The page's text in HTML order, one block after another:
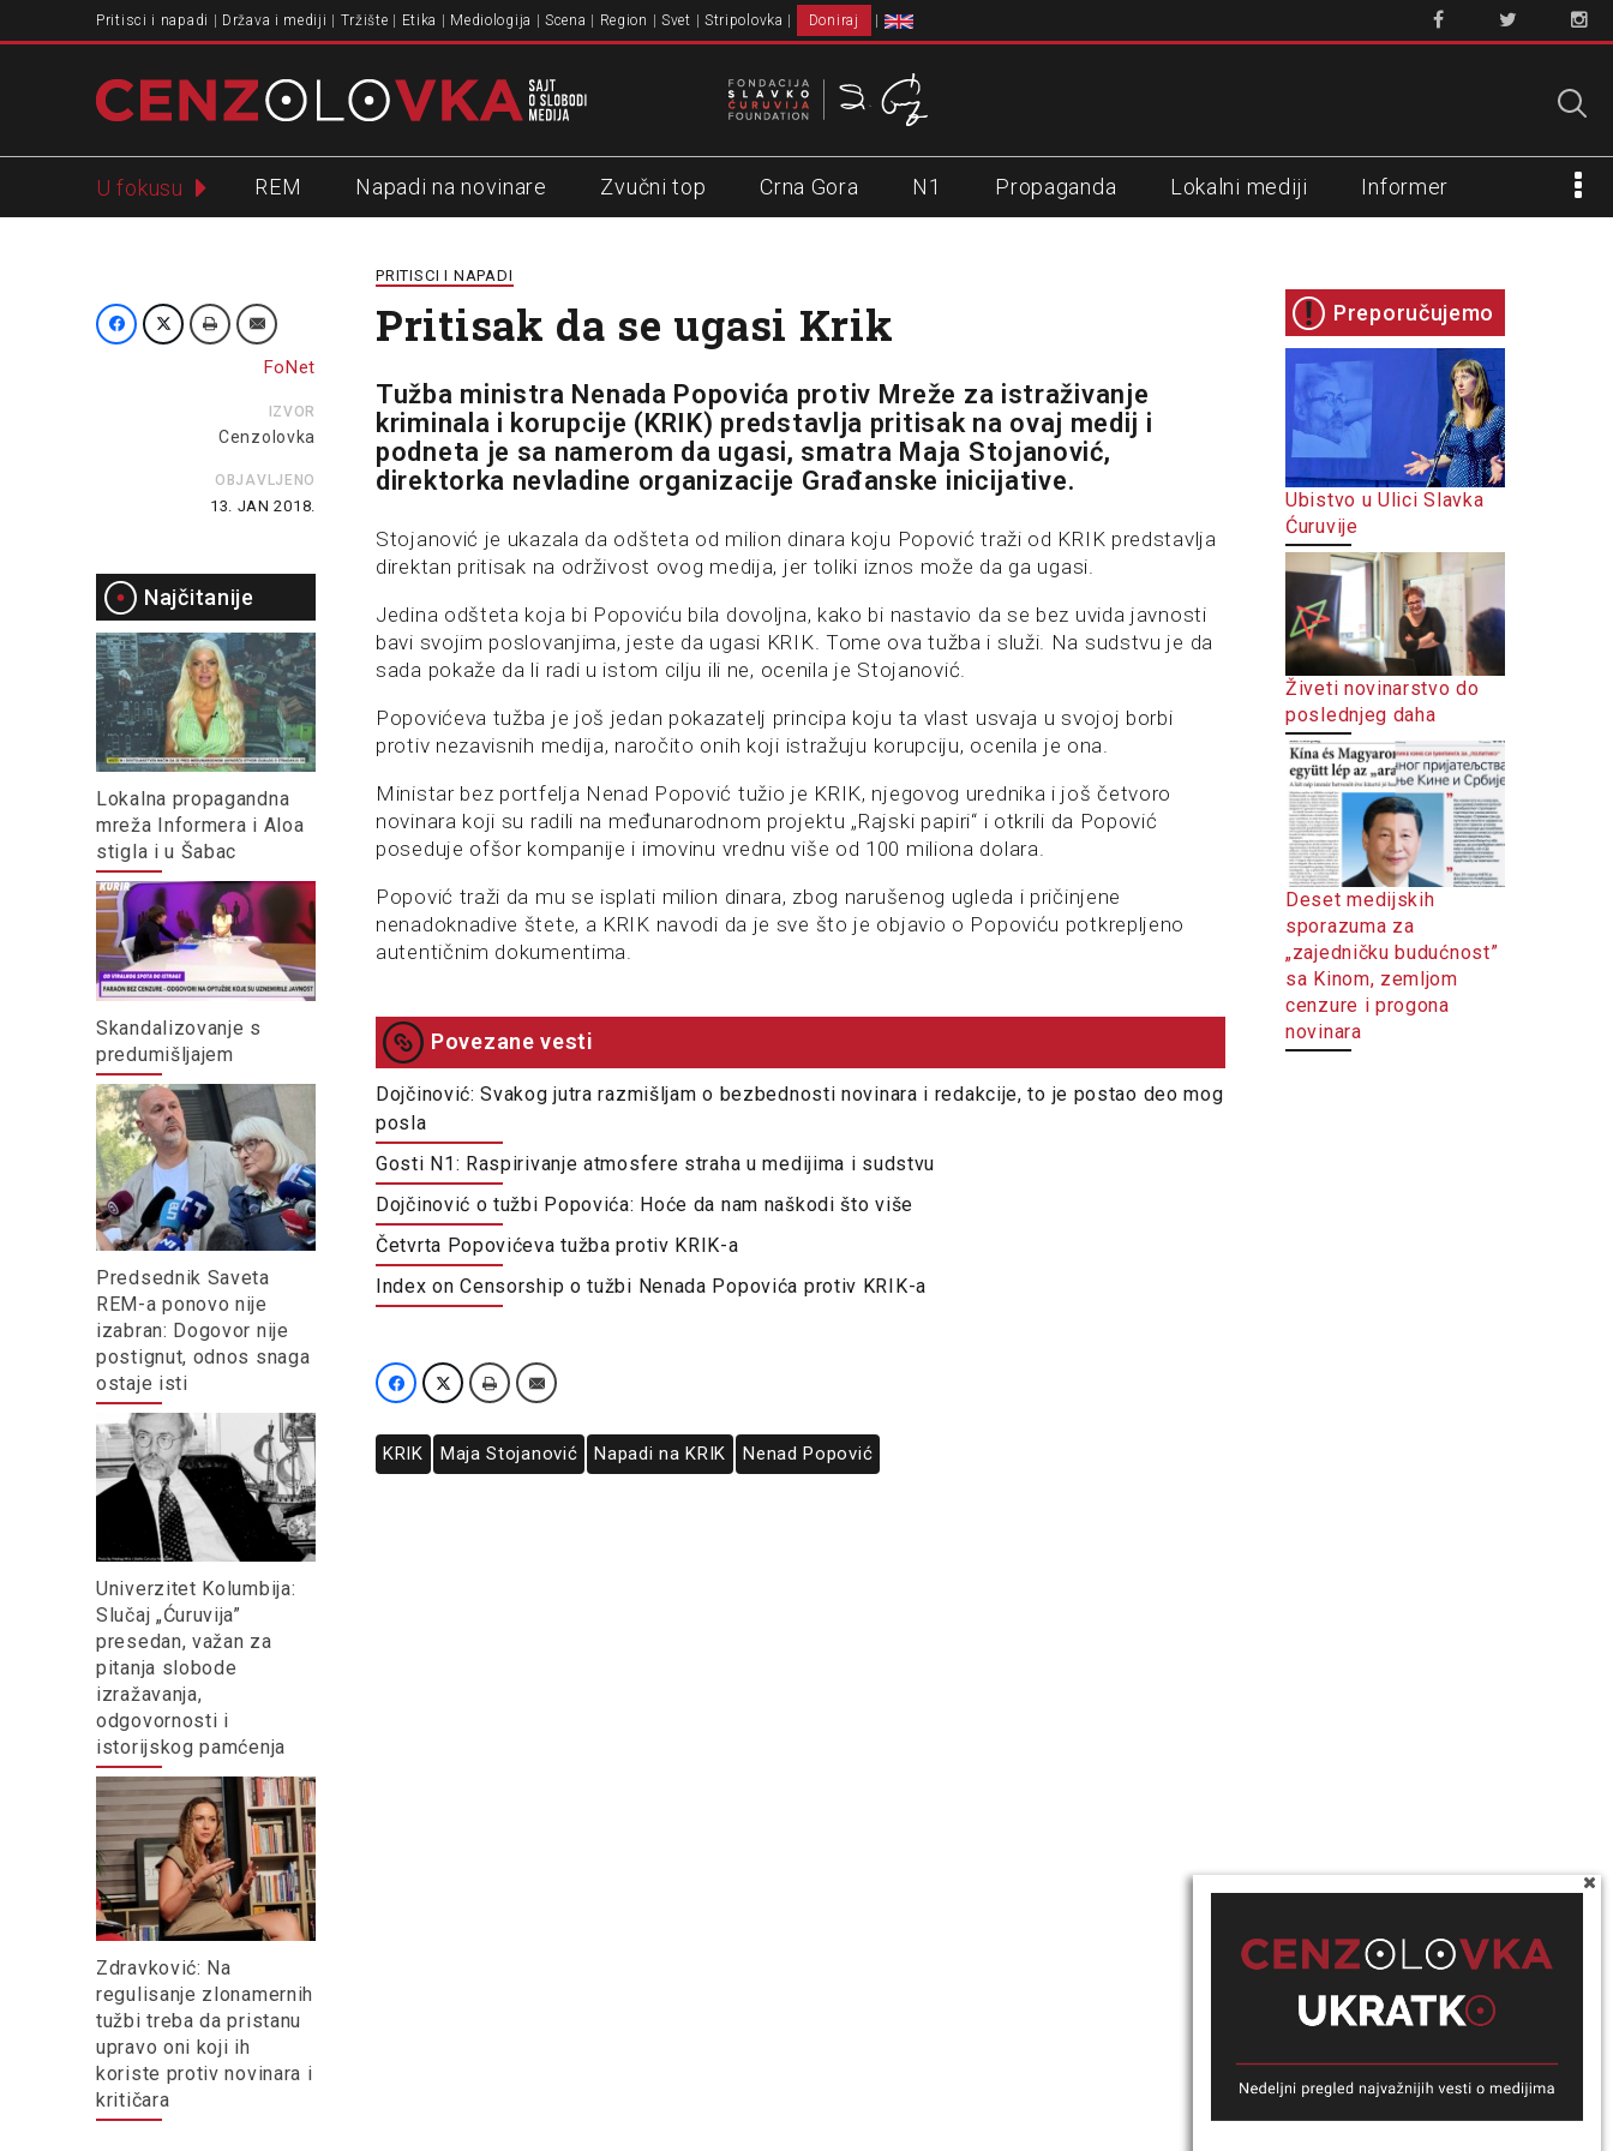
Pritisci i napadi Država i mediji Tržište Etika Mediologija Scena Region Svet Stripolovka Doniraj
U fokusu REM Napadi na novinare Zvučni top Crna Gora N1 Propaganda Lokalni mediji Informer
FoNet
IZVOR
Cenzolovka
OBJAVLJENO
13. JAN 2018.
Najčitanije
Lokalna propagandna
mreža Informera i Aloa
stigla i u Šabac
Skandalizovanje s
predumišljajem
Predsednik Saveta
REM-a ponovo nije
izabran: Dogovor nije
postignut, odnos snaga
ostaje isti
Univerzitet Kolumbija:
Slučaj „Ćuruvija”
presedan, važan za
pitanja slobode
izražavanja,
odgovornosti i
istorijskog pamćenja
Zdravković: Na
regulisanje zlonamernih
tužbi treba da pristanu
upravo oni koji ih
koriste protiv novinara i
kritičara
PRITISCI I NAPADI
Pritisak da se ugasi Krik
Tužba ministra Nenada Popovića protiv Mreže za istraživanje
kriminala i korupcije (KRIK) predstavlja pritisak na ovaj medij i
podneta je sa namerom da ugasi, smatra Maja Stojanović,
direktorka nevladine organizacije Građanske inicijative.
Stojanović je ukazala da odšteta od milion dinara koju Popović traži od KRIK predstavlja
direktan pritisak na održivost ovog medija, jer toliki iznos može da ga ugasi.
Jedina odšteta koja bi Popoviću bila dovoljna, kako bi nastavio da se bez uvida javnosti
bavi svojim poslovanjima, jeste da ugasi KRIK. Tome ova tužba i služi. Na sudstvu je da
sada pokaže da li radi u istom cilju ili ne, ocenila je Stojanović.
Popovićeva tužba je još jedan pokazatelj principa koju ta vlast usvaja u svojoj borbi
protiv nezavisnih medija, naročito onih koji istražuju korupciju, ocenila je ona.
Ministar bez portfelja Nenad Popović tužio je KRIK, njegovog urednika i još četvoro
novinara koji su radili na međunarodnom projektu „Rajski papiri“ i otkrili da Popović
poseduje ofšor kompanije i imovinu vrednu više od 100 miliona dolara.
Popović traži da mu se isplati milion dinara, zbog narušenog ugleda i pričinjene
nenadoknadive štete, a KRIK navodi da je sve što je objavio o Popoviću potkrepljeno
autentičnim dokumentima.
Povezane vesti
Dojčinović: Svakog jutra razmišljam o bezbednosti novinara i redakcije, to je postao deo mog
posla
Gosti N1: Raspirivanje atmosfere straha u medijima i sudstvu
Dojčinović o tužbi Popovića: Hoće da nam naškodi što više
Četvrta Popovićeva tužba protiv KRIK-a
Index on Censorship o tužbi Nenada Popovića protiv KRIK-a
KRIK Maja Stojanović Napadi na KRIK Nenad Popović
Preporučujemo
Ubistvo u Ulici Slavka
Ćuruvije
Živeti novinarstvo do
poslednjeg daha
Deset medijskih
sporazuma za
„zajedničku budućnost”
sa Kinom, zemljom
cenzure i progona
novinara